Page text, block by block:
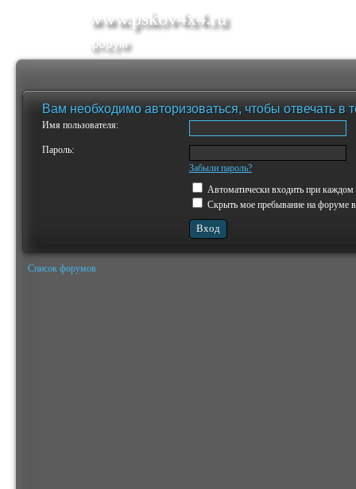
www.pskov4x4.ru
форум
Вам необходимо авторизоваться, чтобы отвечать в
Имя пользователя:
Пароль:
Забыли пароль?
Автоматически входить при каждом
Скрыть мое пребывание на форуме в
Список форумов